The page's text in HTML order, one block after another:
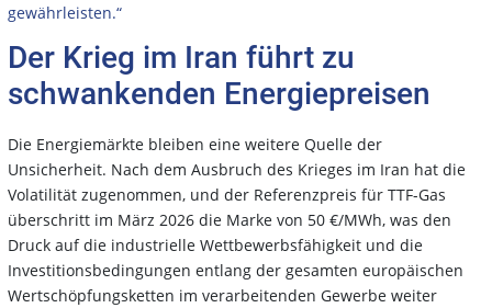
gewährleisten.“
Der Krieg im Iran führt zu
schwankenden Energiepreisen
Die Energiemärkte bleiben eine weitere Quelle der
Unsicherheit. Nach dem Ausbruch des Krieges im Iran hat die
Volatilität zugenommen, und der Referenzpreis für TTF-Gas
überschritt im März 2026 die Marke von 50 €/MWh, was den
Druck auf die industrielle Wettbewerbsfähigkeit und die
Investitionsbedingungen entlang der gesamten europäischen
Wertschöpfungsketten im verarbeitenden Gewerbe weiter